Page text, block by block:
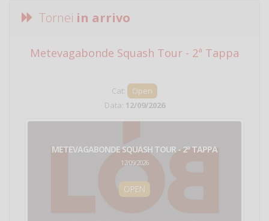
Tornei in arrivo
Metevagabonde Squash Tour - 2ª Tappa
Cat:
Open
Data: 12/09/2026
METEVAGABONDE SQUASH TOUR - 2ª TAPPA
12/09/2026
OPEN